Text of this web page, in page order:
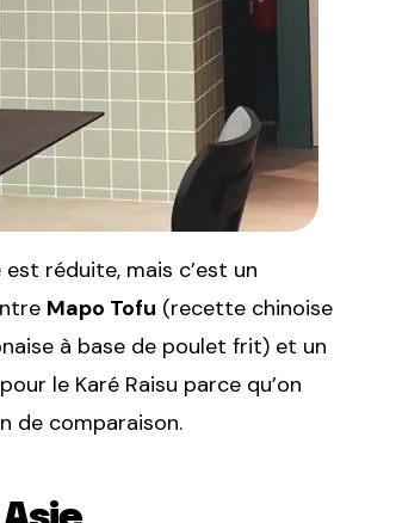
réduite, mais c’est un
Mapo Tofu (recette chinoise
à base de poulet frit) et un
le Karé Raisu parce qu’on
de comparaison.